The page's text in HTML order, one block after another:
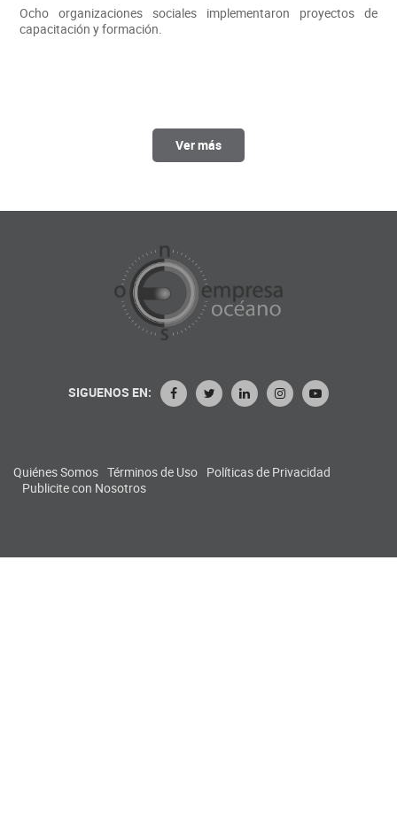
Ocho organizaciones sociales implementaron proyectos de
capacitación y formación.
Ver más
SIGUENOS EN:
Quiénes Somos Términos de Uso Políticas de Privacidad
Publicite con Nosotros